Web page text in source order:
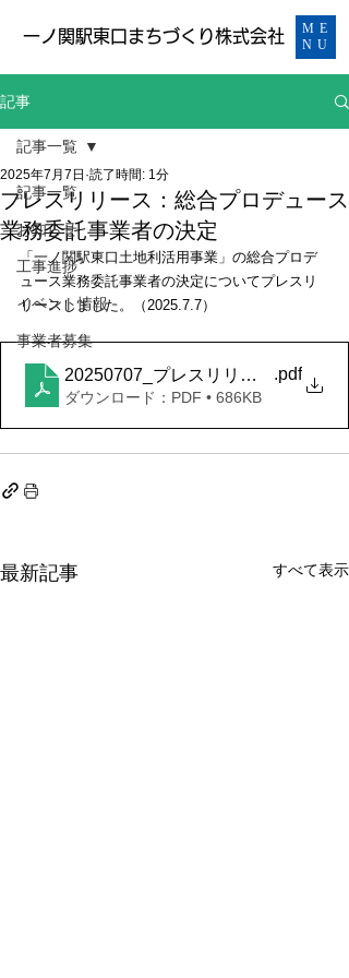
​一ノ関駅東口まちづくり株式会社
ME
NU
記事
記事一覧
お知らせ
工事進捗
イベント情報
事業者募集
記事一覧
プレスリリース：総合プロデュース
業務委託事業者の決定
2025年7月7日 読了時間: 1分
「一ノ関駅東口土地利活用事業」の総合プロデ
ュース業務委託事業者の決定についてプレスリ
リースしました。（2025.7.7）
20250707_プレスリリース（総合
.pdf
ダウンロード：PDF • 686KB
最新記事 すべて表示